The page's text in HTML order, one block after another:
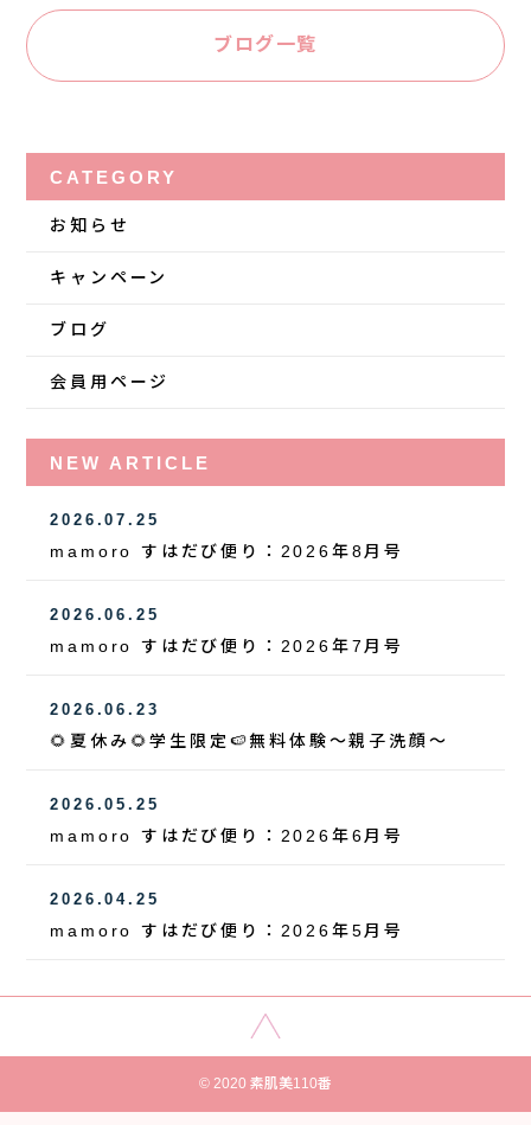
ブログ一覧
CATEGORY
お知らせ
キャンペーン
ブログ
会員用ページ
NEW ARTICLE
2026.07.25
mamoro すはだび便り：2026年8月号
2026.06.25
mamoro すはだび便り：2026年7月号
2026.06.23
🌻夏休み🌻学生限定🍉無料体験～親子洗顔～
2026.05.25
mamoro すはだび便り：2026年6月号
2026.04.25
mamoro すはだび便り：2026年5月号
© 2020 素肌美110番